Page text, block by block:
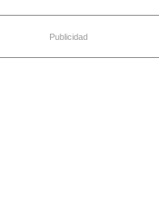
Publicidad